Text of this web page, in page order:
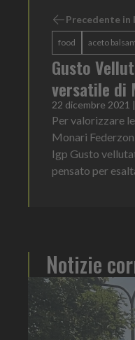
Precedente in
food aceto
Gusto
versatile di
22 dicembre 2021 |
Per valorizzare
Monari
Igp Gusto
pensato per
Notizie